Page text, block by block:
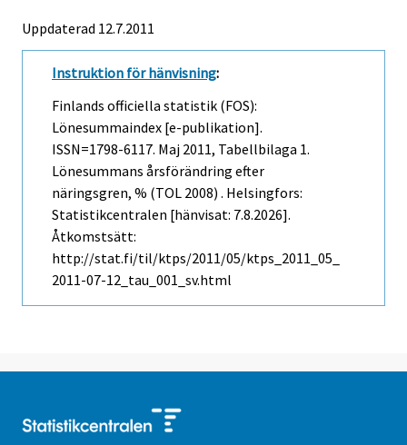
Uppdaterad 12.7.2011
Instruktion för hänvisning:
Finlands officiella statistik (FOS):
Lönesummaindex [e-publikation].
ISSN=1798-6117. Maj 2011, Tabellbilaga 1.
Lönesummans årsförändring efter
näringsgren, % (TOL 2008) . Helsingfors:
Statistikcentralen [hänvisat: 7.8.2026].
Åtkomstsätt:
http://stat.fi/til/ktps/2011/05/ktps_2011_05_
2011-07-12_tau_001_sv.html